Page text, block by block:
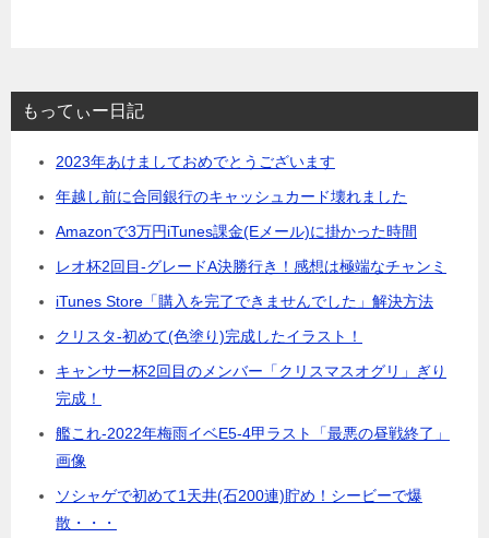
もってぃー日記
2023年あけましておめでとうございます
年越し前に合同銀行のキャッシュカード壊れました
Amazonで3万円iTunes課金(Eメール)に掛かった時間
レオ杯2回目-グレードA決勝行き！感想は極端なチャンミ
iTunes Store「購入を完了できませんでした」解決方法
クリスタ-初めて(色塗り)完成したイラスト！
キャンサー杯2回目のメンバー「クリスマスオグリ」ぎり
完成！
艦これ-2022年梅雨イベE5-4甲ラスト「最悪の昼戦終了」
画像
ソシャゲで初めて1天井(石200連)貯め！シービーで爆
散・・・